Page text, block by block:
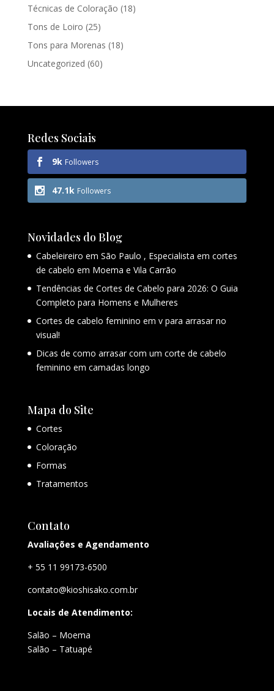
Técnicas de Coloração (18)
Tons de Loiro (25)
Tons para Morenas (18)
Uncategorized (60)
Redes Sociais
9k Followers
47.1k Followers
Novidades do Blog
Cabeleireiro em São Paulo , Especialista em cortes
de cabelo em Moema e Vila Carrão
Tendências de Cortes de Cabelo para 2026: O Guia
Completo para Homens e Mulheres
Cortes de cabelo feminino em v para arrasar no
visual!
Dicas de como arrasar com um corte de cabelo
feminino em camadas longo
Mapa do Site
Cortes
Coloração
Formas
Tratamentos
Contato
Avaliações e Agendamento
+ 55 11 99173-6500
contato@kioshisako.com.br
Locais de Atendimento:
Salão – Moema
Salão – Tatuapé